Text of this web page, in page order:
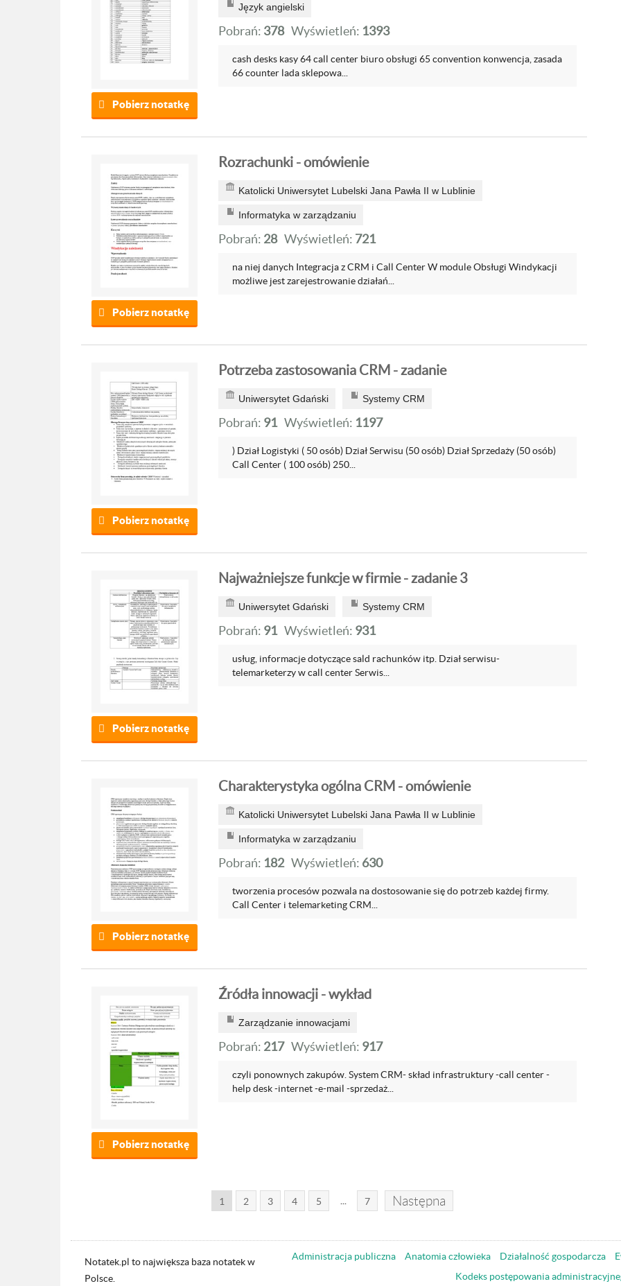
Pobierz notatkę
Język angielski
Pobrań: 378 Wyświetleń: 1393
cash desks kasy 64 call center biuro obsługi 65 convention konwencja, zasada
66 counter lada sklepowa...
Pobierz notatkę
Rozrachunki - omówienie
Katolicki Uniwersytet Lubelski Jana Pawła II w Lublinie
Informatyka w zarządzaniu
Pobrań: 28 Wyświetleń: 721
na niej danych Integracja z CRM i Call Center W module Obsługi Windykacji
możliwe jest zarejestrowanie działań...
Pobierz notatkę
Potrzeba zastosowania CRM - zadanie
Uniwersytet Gdański Systemy CRM
Pobrań: 91 Wyświetleń: 1197
) Dział Logistyki ( 50 osób) Dział Serwisu (50 osób) Dział Sprzedaży (50 osób)
Call Center ( 100 osób) 250...
Pobierz notatkę
Najważniejsze funkcje w firmie - zadanie 3
Uniwersytet Gdański Systemy CRM
Pobrań: 91 Wyświetleń: 931
usług, informacje dotyczące sald rachunków itp. Dział serwisu-
telemarketerzy w call center Serwis...
Pobierz notatkę
Charakterystyka ogólna CRM - omówienie
Katolicki Uniwersytet Lubelski Jana Pawła II w Lublinie
Informatyka w zarządzaniu
Pobrań: 182 Wyświetleń: 630
tworzenia procesów pozwala na dostosowanie się do potrzeb każdej firmy.
Call Center i telemarketing CRM...
Pobierz notatkę
Źródła innowacji - wykład
Zarządzanie innowacjami
Pobrań: 217 Wyświetleń: 917
czyli ponownych zakupów. System CRM- skład infrastruktury -call center -
help desk -internet -e-mail -sprzedaż...
1 2 3 4 5 7 Następna
Notatek.pl to największa baza notatek w
Polsce.
Administracja publiczna Anatomia człowieka Działalność gospodarcza
Kodeks postępowania